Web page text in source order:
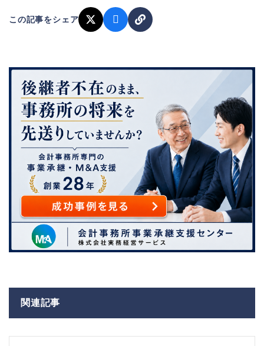
この記事をシェア
関連記事